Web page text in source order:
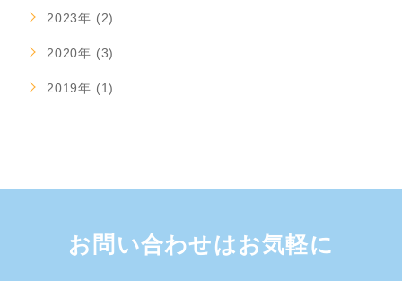
2023年 (2)
2020年 (3)
2019年 (1)
お問い合わせはお気軽に